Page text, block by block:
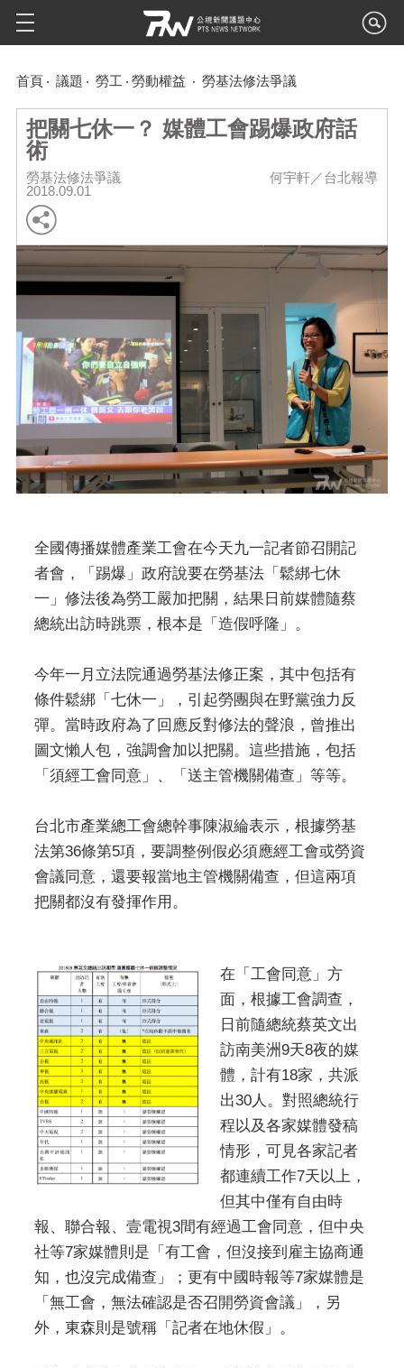
首頁 議題 勞工 勞動權益 勞基法修法爭議
把關七休一？ 媒體工會踢爆政府話
術
勞基法修法爭議
2018.09.01
何宇軒／台北報導
全國傳播媒體產業工會在今天九一記者節召開記
者會，「踢爆」政府說要在勞基法「鬆綁七休
一」修法後為勞工嚴加把關，結果日前媒體隨蔡
總統出訪時跳票，根本是「造假呼隆」。
今年一月立法院通過勞基法修正案，其中包括有
條件鬆綁「七休一」，引起勞團與在野黨強力反
彈。當時政府為了回應反對修法的聲浪，曾推出
圖文懶人包，強調會加以把關。這些措施，包括
「須經工會同意」、「送主管機關備查」等等。
台北市產業總工會總幹事陳淑綸表示，根據勞基
法第36條第5項，要調整例假必須應經工會或勞資
會議同意，還要報當地主管機關備查，但這兩項
把關都沒有發揮作用。
在「工會同意」方
面，根據工會調查，
日前隨總統蔡英文出
訪南美洲9天8夜的媒
體，計有18家，共派
出30人。對照總統行
程以及各家媒體發稿
情形，可見各家記者
都連續工作7天以上，
但其中僅有自由時
報、聯合報、壹電視3間有經過工會同意，但中央
社等7家媒體則是「有工會，但沒接到雇主協商通
知，也沒完成備查」；更有中國時報等7家媒體是
「無工會，無法確認是否召開勞資會議」，另
外，東森則是號稱「記者在地休假」。